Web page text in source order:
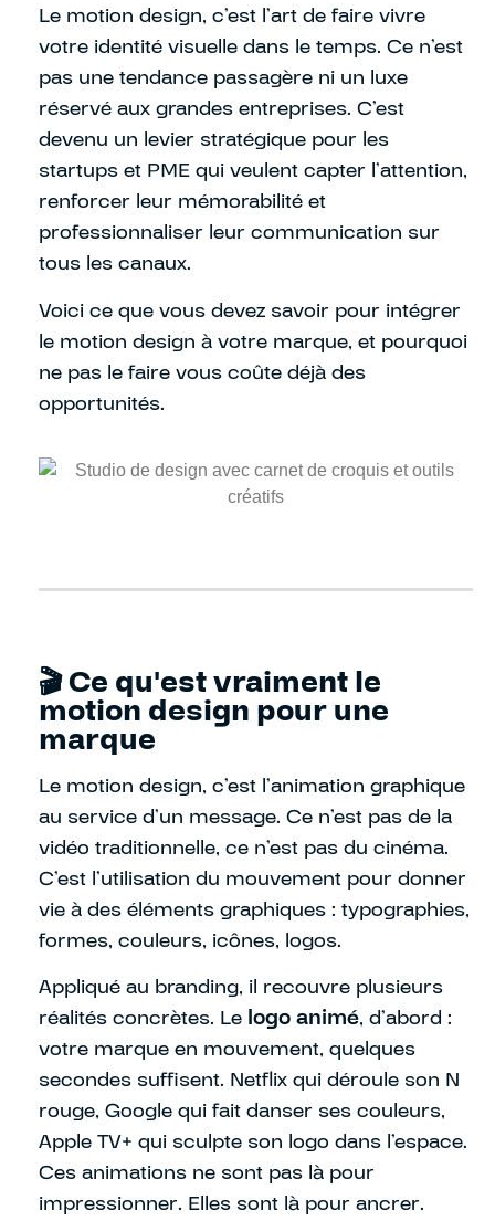
Le motion design, c’est l’art de faire vivre
votre identité visuelle dans le temps. Ce n’est
pas une tendance passagère ni un luxe
réservé aux grandes entreprises. C’est
devenu un levier stratégique pour les
startups et PME qui veulent capter l’attention,
renforcer leur mémorabilité et
professionnaliser leur communication sur
tous les canaux.
Voici ce que vous devez savoir pour intégrer
le motion design à votre marque, et pourquoi
ne pas le faire vous coûte déjà des
opportunités.
🎬 Ce qu'est vraiment le
motion design pour une
marque
Le motion design, c’est l’animation graphique
au service d’un message. Ce n’est pas de la
vidéo traditionnelle, ce n’est pas du cinéma.
C’est l’utilisation du mouvement pour donner
vie à des éléments graphiques : typographies,
formes, couleurs, icônes, logos.
Appliqué au branding, il recouvre plusieurs
réalités concrètes. Le logo animé, d’abord :
votre marque en mouvement, quelques
secondes suffisent. Netflix qui déroule son N
rouge, Google qui fait danser ses couleurs,
Apple TV+ qui sculpte son logo dans l’espace.
Ces animations ne sont pas là pour
impressionner. Elles sont là pour ancrer.